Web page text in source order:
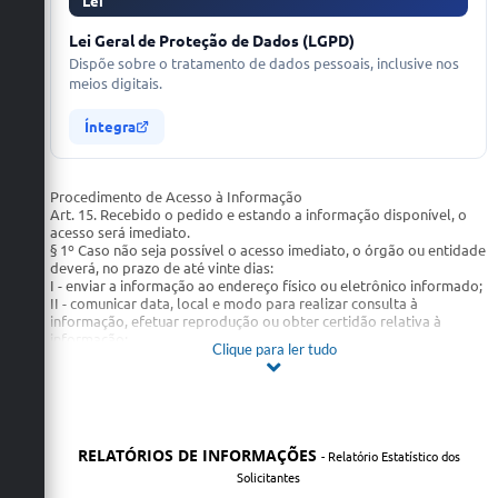
Lei Geral de Proteção de Dados (LGPD)
Dispõe sobre o tratamento de dados pessoais, inclusive nos
meios digitais.
Íntegra
Procedimento de Acesso à Informação
Art. 15. Recebido o pedido e estando a informação disponível, o
acesso será imediato.
§ 1º Caso não seja possível o acesso imediato, o órgão ou entidade
deverá, no prazo de até vinte dias:
I - enviar a informação ao endereço físico ou eletrônico informado;
II - comunicar data, local e modo para realizar consulta à
informação, efetuar reprodução ou obter certidão relativa à
informação;
III - comunicar que não possui a informação ou que não tem
§ 2º Nas hipóteses em que o pedido de acesso demandar manuseio
de grande volume de documentos, ou a movimentação do
documento puder comprometer sua regular tramitação, será
Clique para ler tudo
RELATÓRIOS DE INFORMAÇÕES - Relatório Estatístico dos
Solicitantes